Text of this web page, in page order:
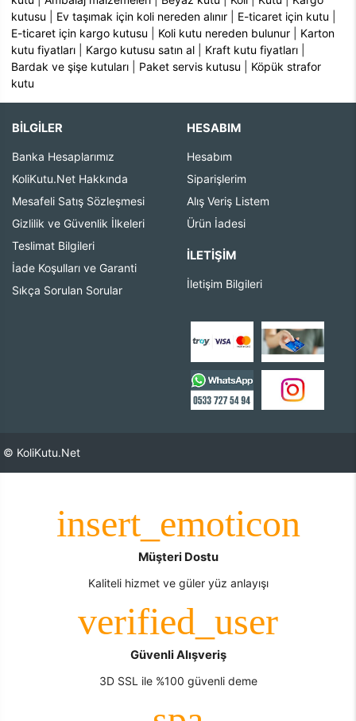
kutusu
Ev taşımak için koli nereden alınır E-ticaret için kutu
E-ticaret için kargo kutusu
Koli kutu nereden bulunur
Karton
kutu fiyatları
Kargo kutusu satın al Kraft kutu fiyatları
Bardak ve şişe kutuları
Paket servis kutusu
Köpük strafor
kutu
BİLGİLER
Banka Hesaplarımız
KoliKutu.Net Hakkında
Mesafeli Satış Sözleşmesi
Gizlilik ve Güvenlik İlkeleri
Teslimat Bilgileri
İade Koşulları ve Garanti
Sıkça Sorulan Sorular
HESABIM
Hesabım
Siparişlerim
Alış Veriş Listem
Ürün İadesi
İLETIŞIM
İletişim Bilgileri
© KoliKutu.Net
Müşteri Dostu
Kaliteli hizmet ve güler yüz anlayışı
Güvenli Alışveriş
3D SSL ile %100 güvenli deme